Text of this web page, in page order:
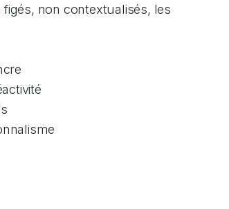
non contextualisés, les